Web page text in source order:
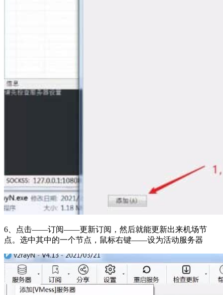
6、点击——订阅——更新订阅，然后就能更新出来机场节
点。选中其中的一个节点，鼠标右键——设为活动服务器